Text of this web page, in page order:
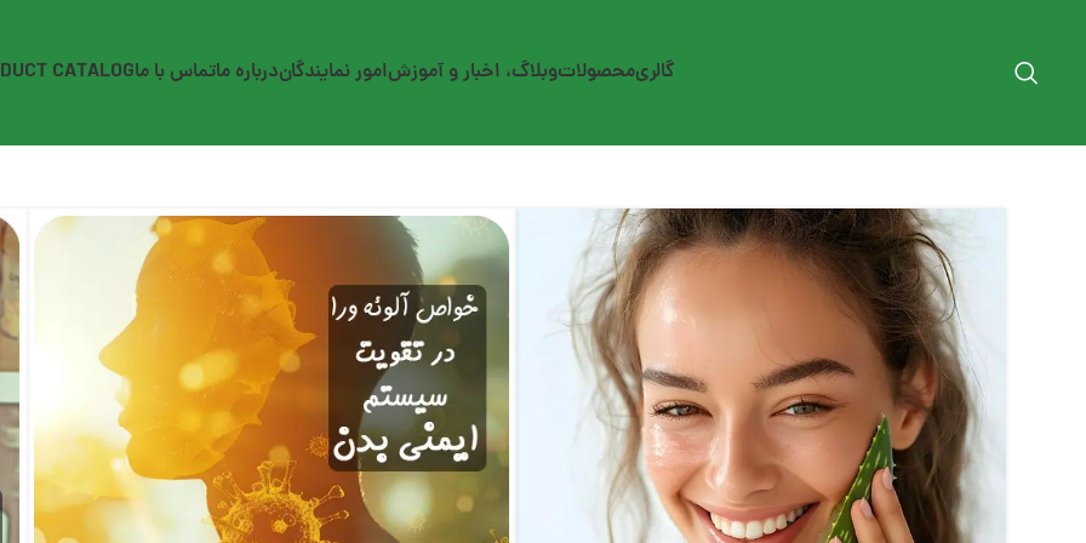
گالریمحصولاتوبلاگ، اخبار و آموزشامور نمایندگاندرباره ماتماس با ماCATALOG